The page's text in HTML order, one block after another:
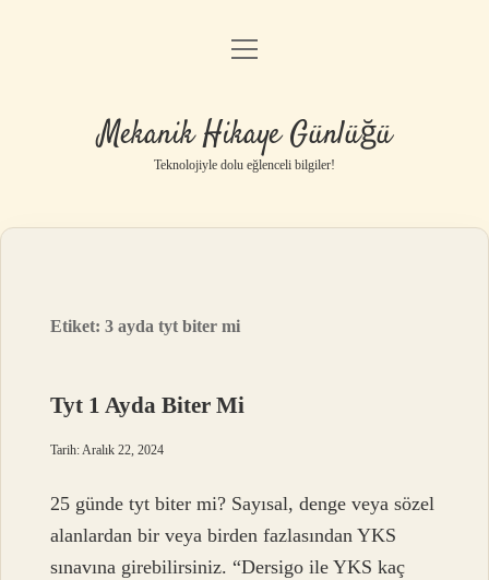
Anasayfa
Yasal Uyarı
menüyü
Mekanik Hikaye Günlüğü
Teknolojiyle dolu eğlenceli bilgiler!
Etiket:3 ayda tyt biter mi
Tyt 1 Ayda Biter Mi
Tarih: Aralık 22, 2024
25 günde tyt biter mi? Sayısal, denge veya sözel
alanlardan bir veya birden fazlasından YKS
sınavına girebilirsiniz. “Dersigo ile YKS kaç